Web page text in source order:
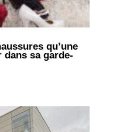
qu’une
sa garde-